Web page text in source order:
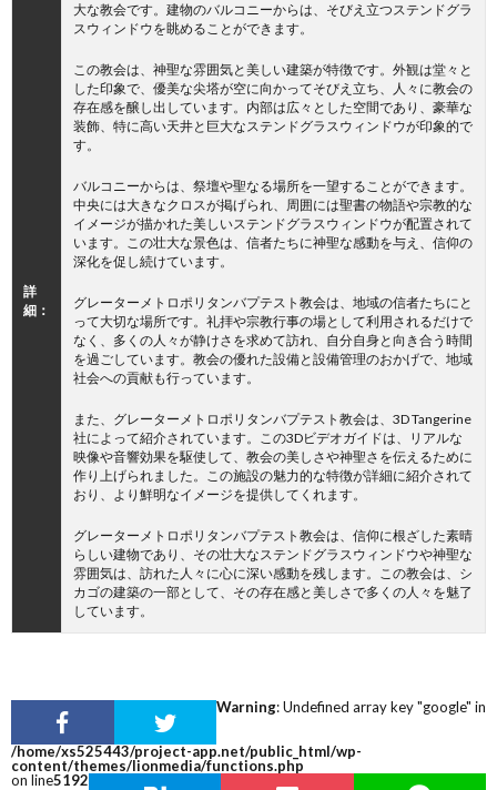
詳
細：
大な教会です。建物のバルコニーからは、そびえ立つステンドグラ
スウィンドウを眺めることができます。
この教会は、神聖な雰囲気と美しい建築が特徴です。外観は堂々と
した印象で、優美な尖塔が空に向かってそびえ立ち、人々に教会の
存在感を醸し出しています。内部は広々とした空間であり、豪華な
装飾、特に高い天井と巨大なステンドグラスウィンドウが印象的で
す。
バルコニーからは、祭壇や聖なる場所を一望することができます。
中央には大きなクロスが掲げられ、周囲には聖書の物語や宗教的な
イメージが描かれた美しいステンドグラスウィンドウが配置されて
います。この壮大な景色は、信者たちに神聖な感動を与え、信仰の
深化を促し続けています。
グレーターメトロポリタンバプテスト教会は、地域の信者たちにと
って大切な場所です。礼拝や宗教行事の場として利用されるだけで
なく、多くの人々が静けさを求めて訪れ、自分自身と向き合う時間
を過ごしています。教会の優れた設備と設備管理のおかげで、地域
社会への貢献も行っています。
また、グレーターメトロポリタンバプテスト教会は、3D Tangerine
社によって紹介されています。この3Dビデオガイドは、リアルな
映像や音響効果を駆使して、教会の美しさや神聖さを伝えるために
作り上げられました。この施設の魅力的な特徴が詳細に紹介されて
おり、より鮮明なイメージを提供してくれます。
グレーターメトロポリタンバプテスト教会は、信仰に根ざした素晴
らしい建物であり、その壮大なステンドグラスウィンドウや神聖な
雰囲気は、訪れた人々に心に深い感動を残します。この教会は、シ
カゴの建築の一部として、その存在感と美しさで多くの人々を魅了
しています。
Warning: Undefined array key "google" in
/home/xs525443/project-app.net/public_html/wp-
content/themes/lionmedia/functions.php
on line5192